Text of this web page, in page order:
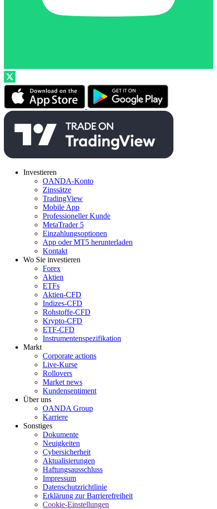
Investieren
OANDA-Konto
Zinssätze
TradingView
Mobile App
Professioneller Kunde
MetaTrader 5
Einzahlungsoptionen
App oder MT5 herunterladen
Kontakt
Wo Sie investieren
Forex
Aktien
ETFs
Aktien-CFD
Indizes-CFD
Rohstoffe-CFD
Krypto-CFD
ETF-CFD
Instrumentenspezifikation
Markt
Corporate actions
Live-Kurse
Rollovers
Market news
Kundensentiment
Über uns
OANDA Group
Karriere
Sonstiges
Dokumente
Neuigkeiten
Cybersicherheit
Aktualisierungen
Haftungsausschluss
Impressum
Datenschutzrichtlinie
Erklärung zur Barrierefreiheit
Cookie-Einstellungen